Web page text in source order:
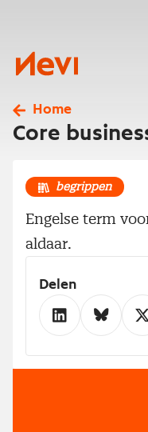
Nevi
Home
Core
begrippen
Engelse term
aldaar.
Delen